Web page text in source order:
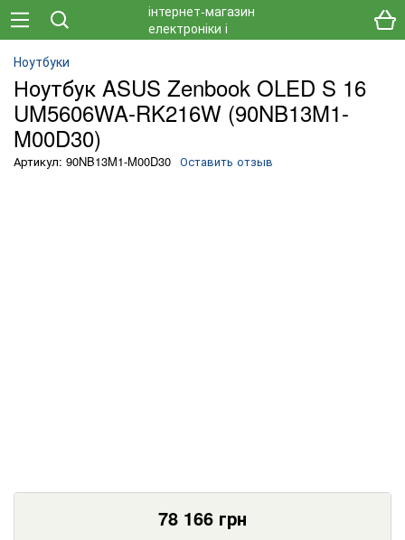
Ноутбуки
Ноутбук ASUS Zenbook OLED S 16
UM5606WA-RK216W (90NB13M1-
M00D30)
Артикул: 90NB13M1-M00D30 Оставить отзыв
78 166 грн